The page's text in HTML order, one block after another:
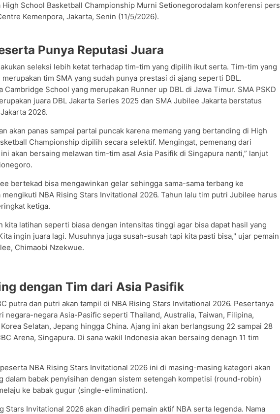
High School Basketball Championship Murni Setionegorodalam konferensi pers
Kemenpora, Jakarta, Senin (11/5/2026).
Punya Reputasi Juara
seleksi lebih ketat terhadap tim-tim yang dipilih ikut serta. Tim-tim yang
merupakan tim SMA yang sudah punya prestasi di ajang seperti DBL.
Cambridge School yang merupakan Runner up DBL di Jawa Timur. SMA PSKD
juara DBL Jakarta Series 2025 dan SMA Jubilee Jakarta berstatus
2026.
akan panas sampai partai puncak karena memang yang bertanding di High
Championship dipilih secara selektif. Mengingat, pemenang dari
akan bersaing melawan tim-tim asal Asia Pasifik di Singapura nanti,” lanjut
bertekad bisa mengawinkan gelar sehingga sama-sama terbang ke
mengikuti NBA Rising Stars Invitational 2026. Tahun lalu tim putri Jubilee harus
ketiga.
kita latihan seperti biasa dengan intensitas tinggi agar bisa dapat hasil yang
ingin juara lagi. Musuhnya juga susah-susah tapi kita pasti bisa," ujar pemain
Chimaobi Nzekwue.
dengan Tim dari Asia Pasifik
putra dan putri akan tampil di NBA Rising Stars Invitational 2026. Pesertanya
negara-negara Asia-Pasific seperti Thailand, Australia, Taiwan, Filipina,
Selatan, Jepang hingga China. Ajang ini akan berlangsung 22 sampai 28
Arena, Singapura. Di sana wakil Indonesia akan bersaing denagn 11 tim
NBA Rising Stars Invitational 2026 ini di masing-masing kategori akan
dalam babak penyisihan dengan sistem setengah kompetisi (round-robin)
ke babak gugur (single-elimination).
Stars Invitational 2026 akan dihadiri pemain aktif NBA serta legenda. Nama